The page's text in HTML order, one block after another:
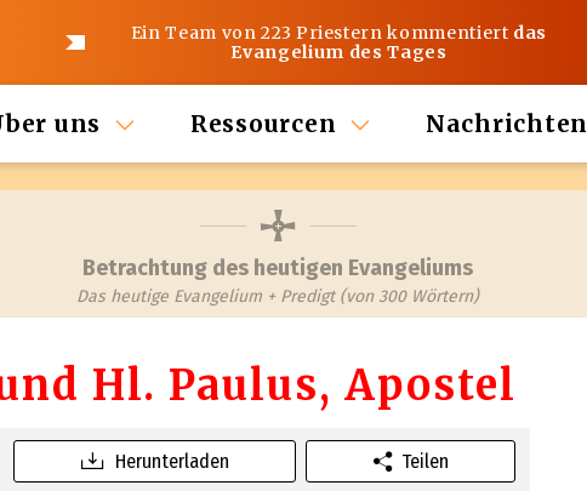
Ein Team von 223 Priestern kommentiert das
Evangelium des Tages
uns Ressourcen Nachrichten
Betrachtung des heutigen Evangeliums
Das heutige Evangelium + Predigt (von 300 Wörtern)
Hl. Paulus, Apostel
Herunterladen Teilen